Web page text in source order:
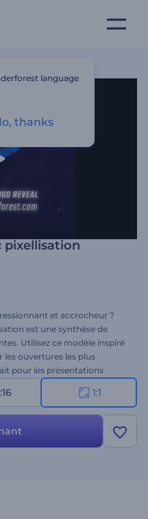
pixellisation
et accrocheur ?
est une synthèse de
Utilisez ce modèle inspiré
ouvertures les plus
pour les présentations
les publicités télévisées
des pixels du néon
1:1
language
thanks